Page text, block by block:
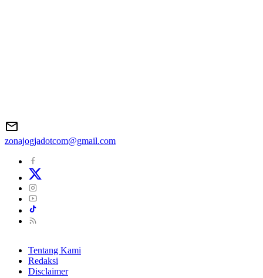
zonajogjadotcom@gmail.com
Tentang Kami
Redaksi
Disclaimer